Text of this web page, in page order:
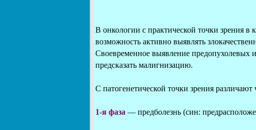
В онкологии с практической точки зрения в
возможность активно выявлять
Своевременное выявление предопухолевых
предсказать малигнизацию.
С патогенетической точки зрения
1-я фаза — предболезнь (син: